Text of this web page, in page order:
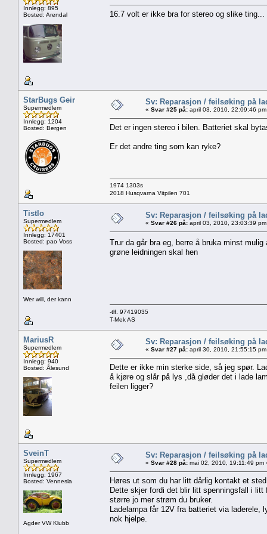
Innlegg: 895
Bosted: Arendal
16.7 volt er ikke bra for stereo og slike ting...
StarBugs Geir
Supermedlem
Innlegg: 1204
Bosted: Bergen
Sv: Reparasjon / feilsøking på
« Svar #25 på: april 03, 2010, 22:09:46
Det er ingen stereo i bilen. Batteriet skal
Er det andre ting som kan ryke?
1974 1303s
2018 Husqvarna Vitpilen 701
Tistlo
Supermedlem
Innlegg: 17401
Bosted: pao Voss
Wer will, der kann
Sv: Reparasjon / feilsøking på
« Svar #26 på: april 03, 2010, 23:03:39
Trur da går bra eg, berre å bruka minst
grøne leidningen skal hen
-tlf. 97419035
T-Mek AS
MariusR
Supermedlem
Innlegg: 940
Bosted: Ålesund
Sv: Reparasjon / feilsøking på
« Svar #27 på: april 30, 2010, 21:55:15
Dette er ikke min sterke side, så jeg spør.
å kjøre og slår på lys ,då gløder det i lade
feilen ligger?
SveinT
Supermedlem
Innlegg: 1967
Bosted: Vennesla
Agder VW Klubb
Sv: Reparasjon / feilsøking på
« Svar #28 på: mai 02, 2010, 19:11:49 pm
Høres ut som du har litt dårlig kontakt et
Dette skjer fordi det blir litt spenningsfall i
større jo mer strøm du bruker.
Ladelampa får 12V fra batteriet via
nok hjelpe.